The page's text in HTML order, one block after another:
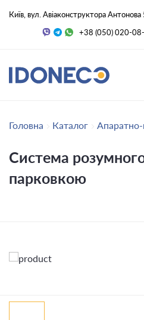
Київ, вул. Авіаконструктора Антонова
+38 (050) 020-
Головна Каталог Апаратно-
Система
парковкою